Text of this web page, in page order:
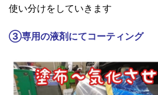
使い分けをしていきます
③専用の液剤にてコーティング